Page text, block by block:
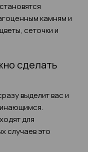
камням и
сеточки и
сделать
выделит вас и
для
случаев это